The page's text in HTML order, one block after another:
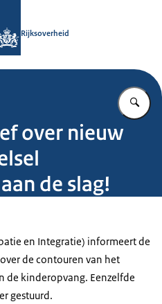
Rijksoverheid
over nieuw
de slag!
en Integratie) informeert de
de contouren van het
de kinderopvang. Eenzelfde
gestuurd.